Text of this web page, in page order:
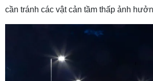
cần tránh các vật cản tầm thấp ảnh